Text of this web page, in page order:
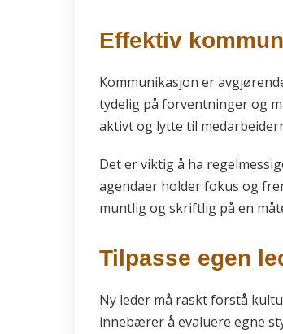
Effektiv
Kommunikasjon er
tydelig på forventninger og
aktivt og lytte til
Det er viktig å ha
agendaer holder fokus og
muntlig og skriftlig på en
Tilpasse egen
Ny leder må raskt forstå
innebærer å evaluere egne